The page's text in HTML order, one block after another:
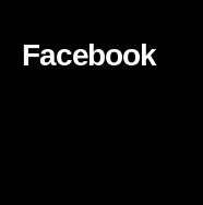
Facebook